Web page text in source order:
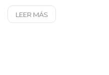
LEER MÁS